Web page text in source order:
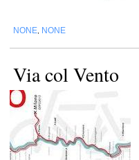
NONE NONE
Via col Vento